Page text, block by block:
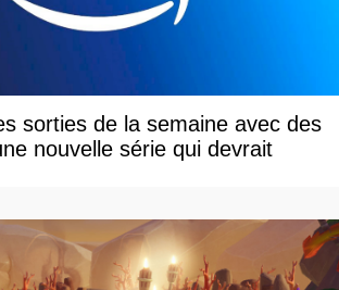
sorties de la semaine avec des
nouvelle série qui devrait